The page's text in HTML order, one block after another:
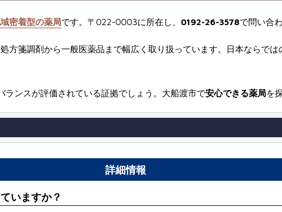
密着型の薬局です。〒022-0003に所在し、 0192-26-3578で問い合
方箋調剤から一般医薬品まで幅広く取り扱っています。日本ならでは
ランスが評価されている証拠でしょう。大船渡市で安心できる薬局を
詳細情報
いますか？